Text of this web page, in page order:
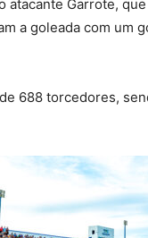
atacante Garrote,
a goleada com um
688 torcedores,